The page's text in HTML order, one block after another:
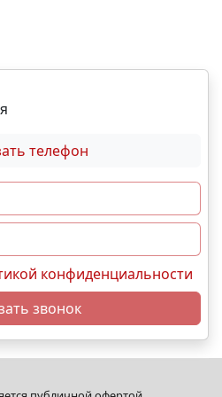
-
отдыха; -
- места для выгула
и КПП для безопасности.
сочетание цены
инфраструктура в
продуманное дворовое
система рассрочек и
телефон
конфиденциальности
звонок